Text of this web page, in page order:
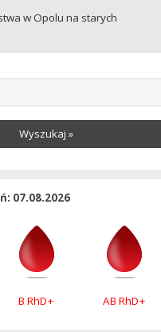
w Opolu na starych
Wyszukaj »
07.08.2026
B RhD+ AB RhD+